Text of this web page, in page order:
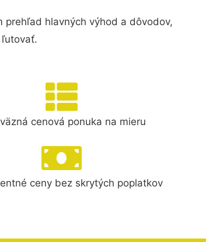
hlavných výhod a dôvodov,
cenová ponuka na mieru
ceny bez skrytých poplatkov